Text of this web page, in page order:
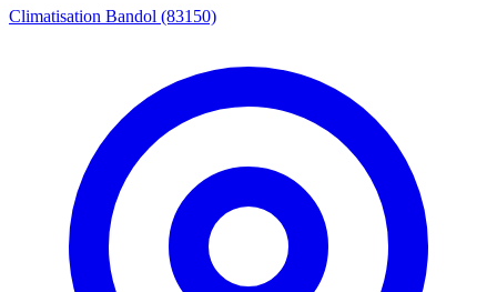
Climatisation Bandol (83150)